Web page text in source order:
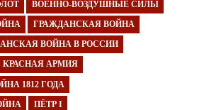
ВОЕННО-ВОЗДУШНЫЕ СИЛЫ
ГРАЖДАНСКАЯ ВОЙНА
ВОЙНА В РОССИИ
КРАСНАЯ АРМИЯ
1812 ГОДА
ПЁТР I